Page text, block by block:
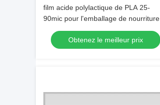
film acide polylactique de PLA 25-
90mic pour l'emballage de nourriture
Obtenez le meilleur prix